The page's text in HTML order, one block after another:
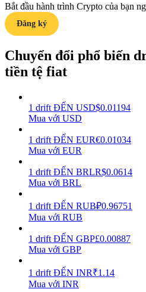
Power Piggy
Làm cho tài sản của bạn tăng
Bắt đầu hành trình Crypto của bạn
Đăng ký
Chuyển đổi phổ biến
tiền tệ fiat
1 drift ĐẾN USD$0.01194
Mua với USD
1 drift ĐẾN EUR€0.01034
Mua với EUR
1 drift ĐẾN BRLR$0.0614
Mua với BRL
1 drift ĐẾN RUB₽0.96751
Mua với RUB
1 drift ĐẾN GBP£0.00887
Mua với GBP
1 drift ĐẾN INR₹1.14
Mua với INR